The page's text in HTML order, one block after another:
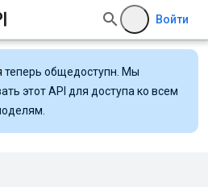
Войти
теперь общедоступн. Мы
этот API для доступа ко всем